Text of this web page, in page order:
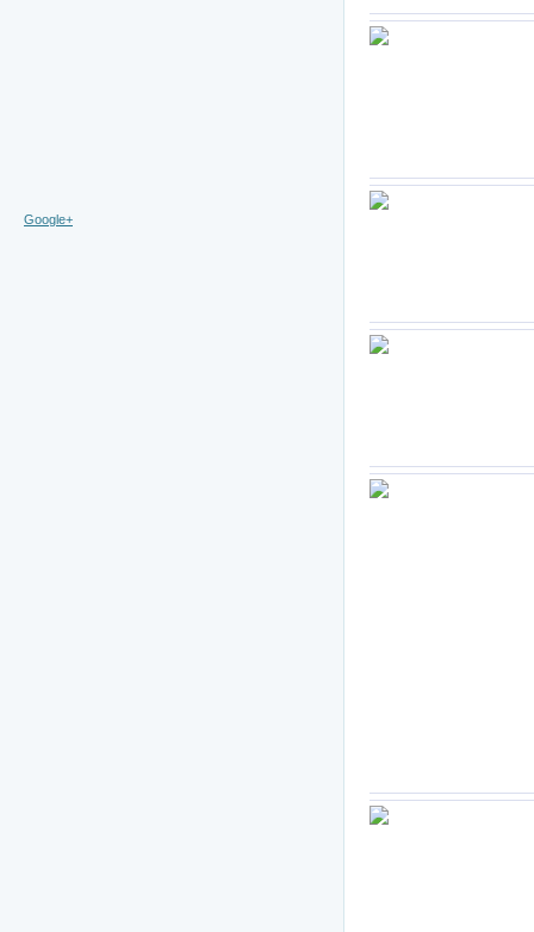
Google+